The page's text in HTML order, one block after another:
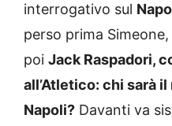
interrogativo sul
perso prima
poi Jack Raspadori,
all’Atletico: chi sarà
Napoli? Davanti va